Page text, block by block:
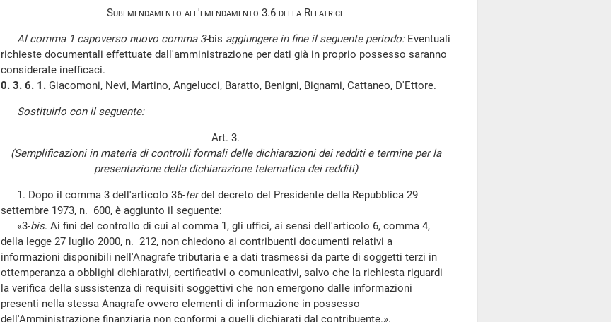
Subemendamento all'emendamento 3.6 della Relatrice
Al comma 1 capoverso nuovo comma 3-bis aggiungere in fine il seguente periodo:Eventuali
richieste documentali effettuate dall'amministrazione per dati già in proprio possesso saranno
considerate inefficaci.
0. 3. 6. 1. Giacomoni, Nevi, Martino, Angelucci, Baratto, Benigni, Bignami, Cattaneo, D'Ettore.
Sostituirlo con il seguente:
Art. 3.
(Semplificazioni in materia di controlli formali delle dichiarazioni dei redditi e termine per la
presentazione della dichiarazione telematica dei redditi)
1. Dopo il comma 3 dell'articolo 36-terdel decreto del Presidente della Repubblica 29
settembre 1973, n. 600, è aggiunto il seguente:
«3-bis. Ai fini del controllo di cui al comma 1, gli uffici, ai sensi dell'articolo 6, comma 4,
della legge 27 luglio 2000, n. 212, non chiedono ai contribuenti documenti relativi a
informazioni disponibili nell'Anagrafe tributaria e a dati trasmessi da parte di soggetti terzi in
ottemperanza a obblighi dichiarativi, certificativi o comunicativi, salvo che la richiesta riguardi
la verifica della sussistenza di requisiti soggettivi che non emergono dalle informazioni
presenti nella stessa Anagrafe ovvero elementi di informazione in possesso
dell'Amministrazione finanziaria non conformi a quelli dichiarati dal contribuente.».